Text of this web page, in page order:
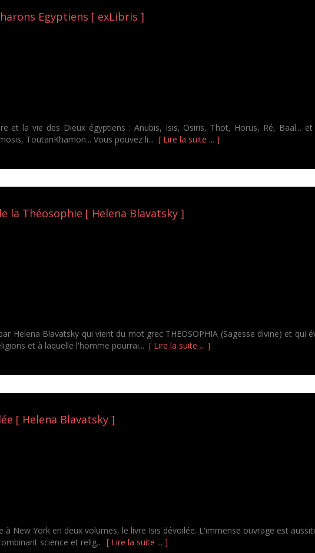
Egyptiens [ exLibris ]
et la vie des Dieux égyptiens : Anubis, Isis, Osiris, Thot, Horus, Ré, Baal...
ToutanKhamon... Vous pouvez li... [ Lire la suite ... ]
la Théosophie [ Helena Blavatsky ]
Helena Blavatsky qui vient du mot grec THEOSOPHIA (Sagesse divine) et qui
et à laquelle l'homme pourrai... [ Lire la suite ... ]
[ Helena Blavatsky ]
à New York en deux volumes, le livre Isis dévoilée. L'immense ouvrage est
science et relig... [ Lire la suite ... ]